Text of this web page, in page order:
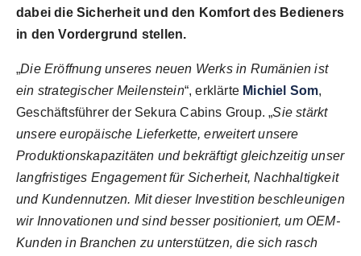
dabei die Sicherheit und den Komfort des Bedieners
in den Vordergrund stellen.
„Die Eröffnung unseres neuen Werks in Rumänien ist
ein strategischer Meilenstein“, erklärte Michiel Som,
Geschäftsführer der Sekura Cabins Group. „Sie stärkt
unsere europäische Lieferkette, erweitert unsere
Produktionskapazitäten und bekräftigt gleichzeitig unser
langfristiges Engagement für Sicherheit, Nachhaltigkeit
und Kundennutzen. Mit dieser Investition beschleunigen
wir Innovationen und sind besser positioniert, um OEM-
Kunden in Branchen zu unterstützen, die sich rasch